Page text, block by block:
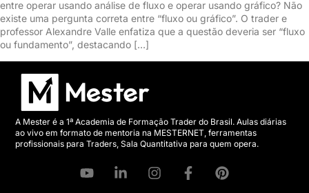
entre operar usando análise de fluxo e operar usando gráfico? Não
existe uma pergunta correta entre “fluxo ou gráfico”. O trader e
professor Alexandre Valle enfatiza que a questão deveria ser “fluxo
ou fundamento”, destacando […]
A Mester é a 1ª Academia de Formação Trader do Brasil. Aulas diárias
ao vivo em formato de mentoria na MESTERNET, ferramentas
profissionais para Traders, Sala Quantitativa para quem opera.